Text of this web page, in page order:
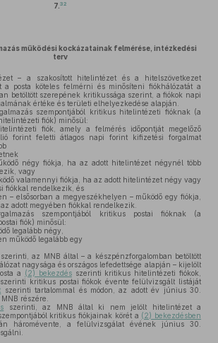
7. 32
működési kockázatainak felmérése, intézkedési
terv
– a szakosított hitelintézet és a hitelszövetkezet
a posta köteles felmérni és minősíteni fiókhálózatát a
betöltött szerepének kritikussága szerint, a fiókok napi
értéke és területi elhelyezkedése alapján.
szempontjából kritikus hitelintézeti fióknak (a
fiók) minősül:
fiók, amely a felmérés időpontját megelőző
forint feletti átlagos napi forint kifizetési forgalmat
négy fiókja, ha az adott hitelintézet négynél több
vagy
valamennyi fiókja, ha az adott hitelintézet négy vagy
fiókkal rendelkezik, és
– elsősorban a megyeszékhelyen – működő egy fiókja,
adott megyében fiókkal rendelkezik.
szempontjából kritikus postai fióknak (a
fiók) minősül:
legalább négy,
működő legalább egy
az MNB által – a készpénzforgalomban betöltött
nagysága és országos lefedettsége alapján – kijelölt
a (2) bekezdésszerinti kritikus hitelintézeti fiókok,
kritikus postai fiókok évente felülvizsgált listáját
szerinti tartalommal és módon, az adott év június 30.
részére.
szerinti, az MNB által ki nem jelölt hitelintézet a
kritikus fiókjainak körét a (2) bekezdésben
háromévente, a felülvizsgálat évének június 30.